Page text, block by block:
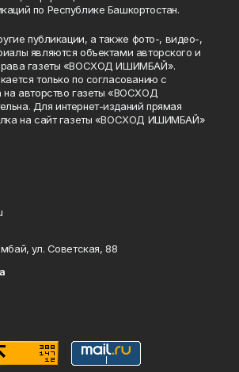
по Республике Башкортостан.
публикации, а также фото-, видео-,
являются объектами авторского и
газеты «ВОСХОД ИШИМБАЙ».
только по согласованию с
на авторство газеты «ВОСХОД
Для интернет-изданий прямая
на сайт газеты «ВОСХОД ИШИМБАЙ»
ул. Советская, 88